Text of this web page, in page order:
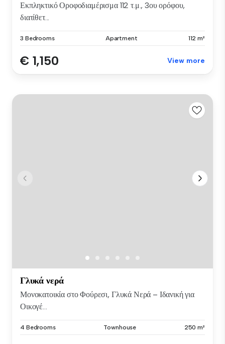
Εκπληκτικό Οροφοδιαμέρισμα 112 τ.μ., 3ου ορόφου,
διατίθετ...
3 Bedrooms Apartment 112 m²
€ 1,150 View more
Γλυκά νερά
Μονοκατοικία στο Φούρεσι, Γλυκά Νερά – Ιδανική για
Οικογέ...
4 Bedrooms Townhouse 250 m²